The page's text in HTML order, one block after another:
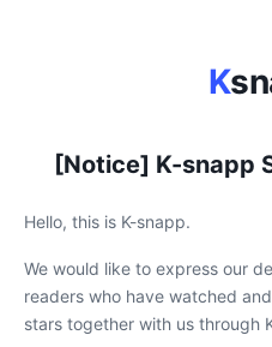
K
[Notice] K-snapp
Hello, this is K-snapp.
We would like to express our
readers who have watched
stars together with us through